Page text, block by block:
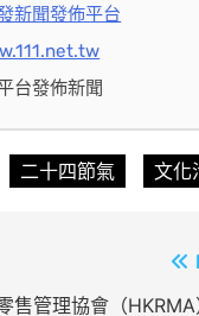
新聞發佈平台
台發佈新聞
二十四節氣 文化
售管理協會（